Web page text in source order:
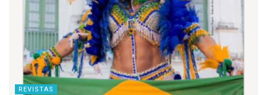
REVISTAS